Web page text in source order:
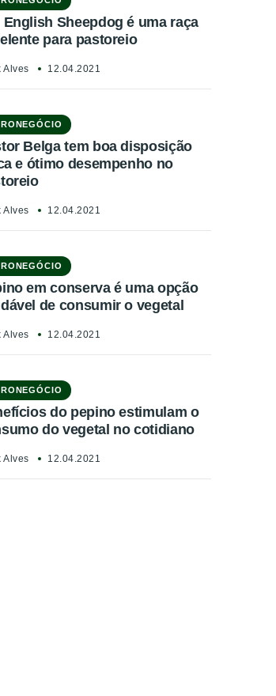
English Sheepdog é uma raça
para pastoreio
Alves 12.04.2021
Belga tem boa disposição
e ótimo desempenho no
Alves 12.04.2021
em conserva é uma opção
de consumir o vegetal
Alves 12.04.2021
do pepino estimulam o
do vegetal no cotidiano
Alves 12.04.2021